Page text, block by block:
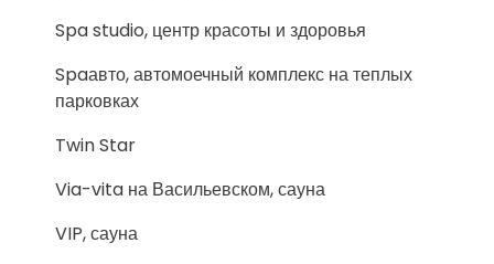
Spa studio, центр красоты и здоровья
Spaавто, автомоечный комплекс на теплых
парковках
Twin Star
Via-vita на Васильевском, сауна
VIP, сауна